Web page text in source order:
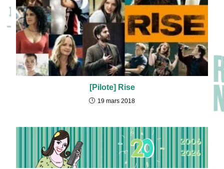
[Pilote] Rise
19 mars 2018